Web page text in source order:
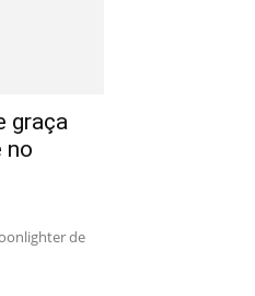
graça
no
de